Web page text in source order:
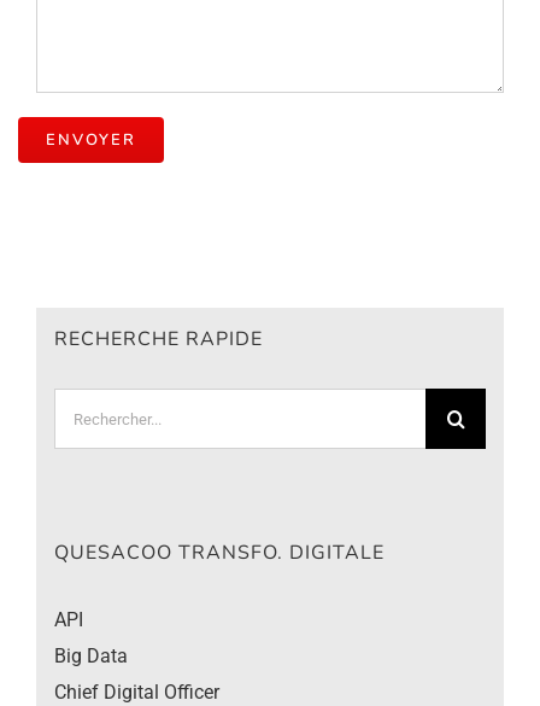
RECHERCHE RAPIDE
QUESACOO TRANSFO. DIGITALE
API
Big Data
Chief Digital Officer